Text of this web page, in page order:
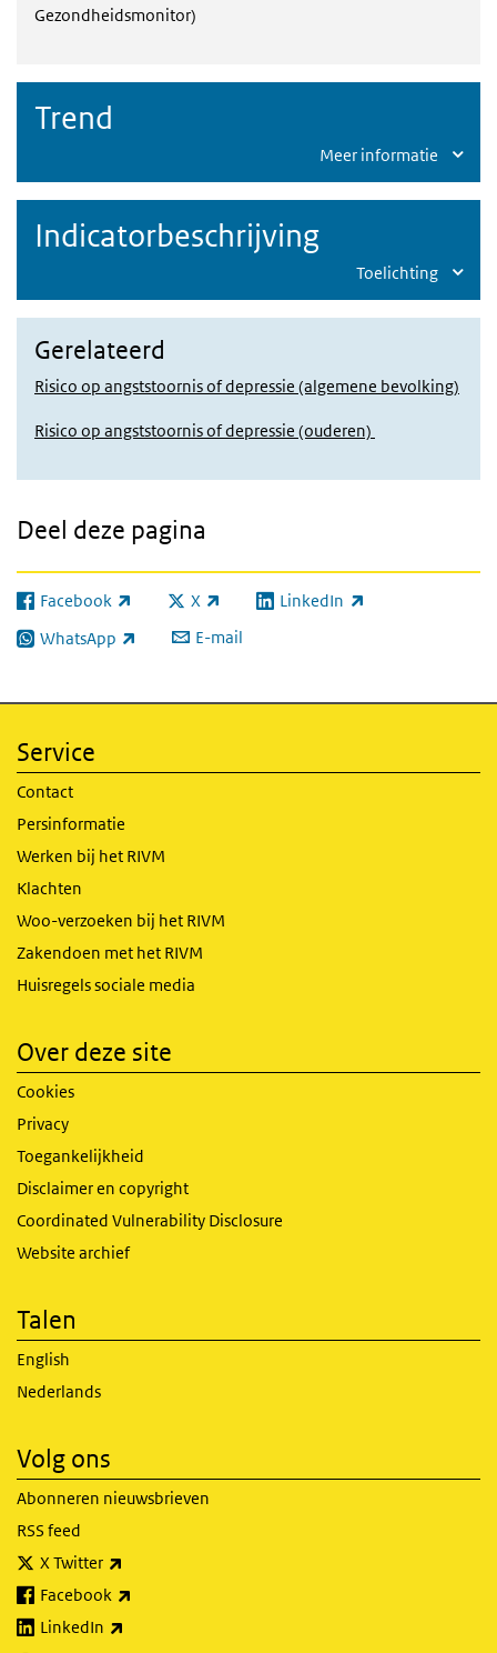
Gezondheidsmonitor)
Trend
Meer informatie
Indicatorbeschrijving
Toelichting
Gerelateerd
Risico op angststoornis of depressie (algemene bevolking)
Risico op angststoornis of depressie (ouderen)
Deel deze pagina
Facebook
(externe link) X
(externe link) LinkedIn
(externe link)
WhatsApp
(externe link) E-mail
Service
Contact
Persinformatie
Werken bij het RIVM
Klachten
Woo-verzoeken bij het RIVM
Zakendoen met het RIVM
Huisregels sociale media
Over deze site
Cookies
Privacy
Toegankelijkheid
Disclaimer en copyright
Coordinated Vulnerability Disclosure
Website archief
Talen
English
Nederlands
Volg ons
Abonneren nieuwsbrieven
RSS feed
X Twitter
Facebook
LinkedIn